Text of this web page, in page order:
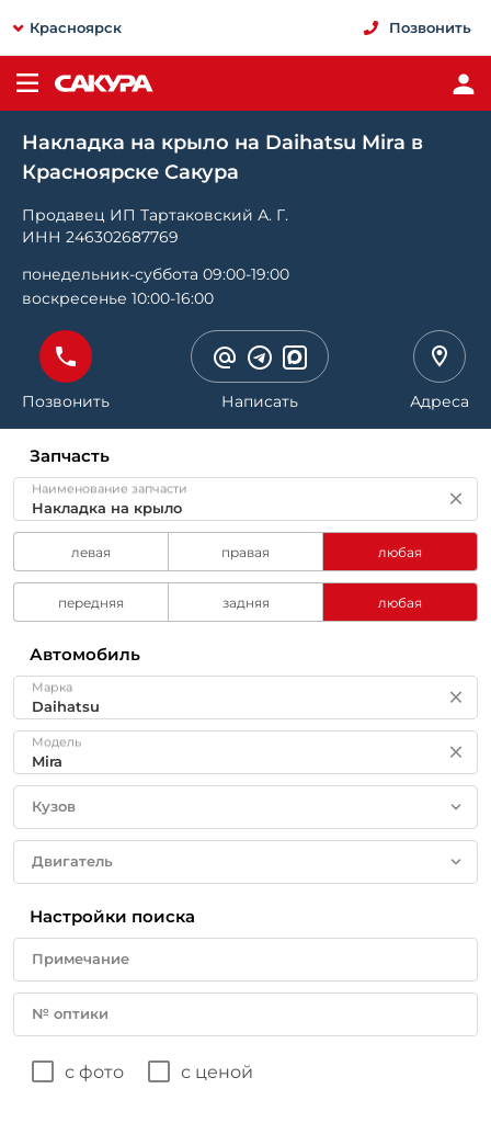
Красноярск Позвонить
Накладка на крыло на Daihatsu Mira в
Красноярске Сакура
Продавец ИП Тартаковский А. Г.
ИНН 246302687769
понедельник-суббота 09:00-19:00
воскресенье 10:00-16:00
Позвонить Написать Адреса
Запчасть
Наименование запчасти
левая правая любая
передняя задняя любая
Автомобиль
Марка
Модель
Кузов
Двигатель
Настройки поиска
Примечание
№ оптики
с фото с ценой